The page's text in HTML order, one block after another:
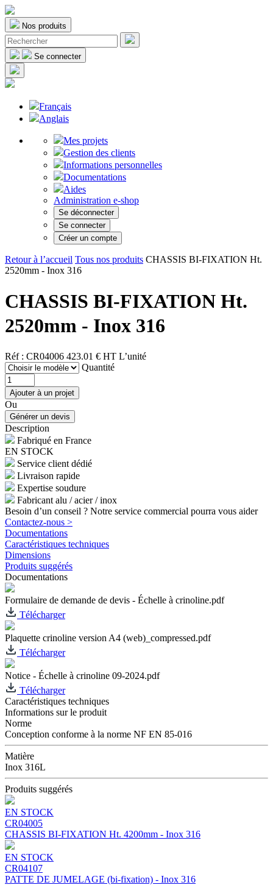
Nos produits
Se connecter
Français
Anglais
Mes projets
Gestion des clients
Informations personnelles
Documentations
Aides
Administration e-shop
Se déconnecter
Se connecter
Créer un compte
Retour à l’accueil Tous nos produits CHASSIS BI-FIXATION Ht.
2520mm - Inox 316
CHASSIS BI-FIXATION Ht.
2520mm - Inox 316
Réf : CR04006 423.01 € HT L’unité
Quantité
Ou
Description
Fabriqué en France
EN STOCK
Service client dédié
Livraison rapide
Expertise soudure
Fabricant alu / acier / inox
Besoin d’un conseil ? Notre service commercial pourra vous aider
Contactez-nous >
Documentations
Caractéristiques techniques
Dimensions
Produits suggérés
Documentations
Formulaire de demande de devis - Échelle à crinoline.pdf
Télécharger
Plaquette crinoline version A4 (web)_compressed.pdf
Télécharger
Notice - Échelle à crinoline 09-2024.pdf
Télécharger
Caractéristiques techniques
Informations sur le produit
Norme
Conception conforme à la norme NF EN 85-016
Matière
Inox 316L
Produits suggérés
EN STOCK
CR04005
CHASSIS BI-FIXATION Ht. 4200mm - Inox 316
EN STOCK
CR04107
PATTE DE JUMELAGE (bi-fixation) - Inox 316